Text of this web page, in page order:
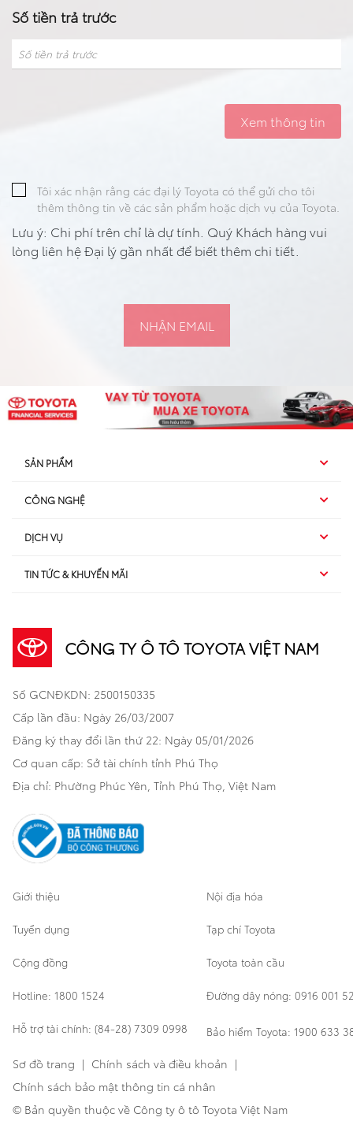
Số tiền trả trước
Xem thông tin
Tôi xác nhận rằng các đại lý Toyota có thể gửi cho tôi
thêm thông tin về các sản phẩm hoặc dịch vụ của Toyota.
Lưu ý: Chi phí trên chỉ là dự tính. Quý Khách hàng vui
lòng liên hệ Đại lý gần nhất để biết thêm chi tiết.
SẢN PHẨM
Hybrid EV
SUV
Sedan
Bán tải
Hatchback
Thương mại
Khách hàng dự án
CÔNG NGHỆ
Hybrid
TSS
DỊCH VỤ
Dịch vụ sau bán hàng
Bảo hiểm Toyota
Xe đã qua sử dụng
Bảo hành mở rộng
Sản phẩm chính hãng
Cơ sở bảo hành bảo dưỡng
TIN TỨC & KHUYẾN MÃI
Khuyến mãi
Xã hội
Thông tin khác
CÔNG TY Ô TÔ TOYOTA VIỆT NAM
Số GCNĐKDN: 2500150335
Cấp lần đầu: Ngày 26/03/2007
Đăng ký thay đổi lần thứ 22: Ngày 05/01/2026
Cơ quan cấp: Sở tài chính tỉnh Phú Thọ
Địa chỉ: Phường Phúc Yên, Tỉnh Phú Thọ, Việt Nam
Giới thiệu Nội địa hóa
Tuyển dụng Tạp chí Toyota
Cộng đồng Toyota toàn cầu
Hotline: 1800 1524 Đường dây nóng: 0916 001
Hỗ trợ tài chính: (84-28) 7309 0998 Bảo hiểm Toyota: 1900 633
Sơ đồ trang | Chính sách và điều khoản |
Chính sách bảo mật thông tin cá nhân
© Bản quyền thuộc về Công ty ô tô Toyota Việt Nam